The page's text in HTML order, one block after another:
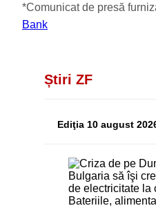
*Comunicat de presă
Bank
Știri ZF
Ediţia 10 august